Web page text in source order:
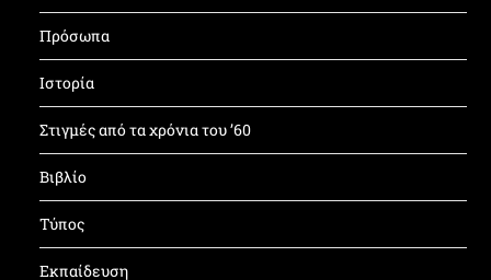
Πρόσωπα
Ιστορία
Στιγμές από τα χρόνια του ’60
Βιβλίο
Τύπος
Εκπαίδευση